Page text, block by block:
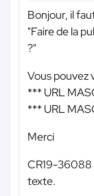
Bonjour, il
"Faire de la
?"
Vous pouvez
*** URL
*** URL
Merci
CR19-36088
texte.